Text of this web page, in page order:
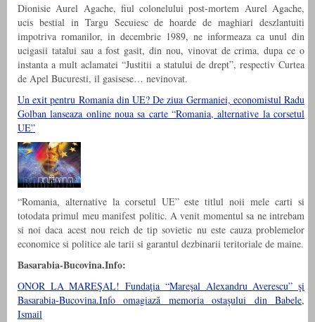
Dionisie Aurel Agache, fiul colonelului post-mortem Aurel Agache,
ucis bestial in Targu Secuiesc de hoarde de maghiari deszlantuiti
impotriva romanilor, in decembrie 1989, ne informeaza ca unul din
ucigasii tatalui sau a fost gasit, din nou, vinovat de crima, dupa ce o
instanta a mult aclamatei “Justitii a statului de drept”, respectiv Curtea
de Apel Bucuresti, il gasisese… nevinovat.
Un exit pentru Romania din UE? De ziua Germaniei, economistul Radu
Golban lanseaza online noua sa carte “Romania, alternative la corsetul
UE”
“Romania, alternative la corsetul UE” este titlul noii mele carti si
totodata primul meu manifest politic. A venit momentul sa ne intrebam
si noi daca acest nou reich de tip sovietic nu este cauza problemelor
economice si politice ale tarii si garantul dezbinarii teritoriale de maine.
Basarabia-Bucovina.Info:
ONOR LA MAREŞAL! Fundaţia “Mareşal Alexandru Averescu” şi
Basarabia-Bucovina.Info omagiază memoria ostaşului din Babele,
Ismail